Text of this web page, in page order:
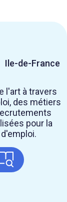
Ile-de-France
l'art à travers
des métiers
pour la